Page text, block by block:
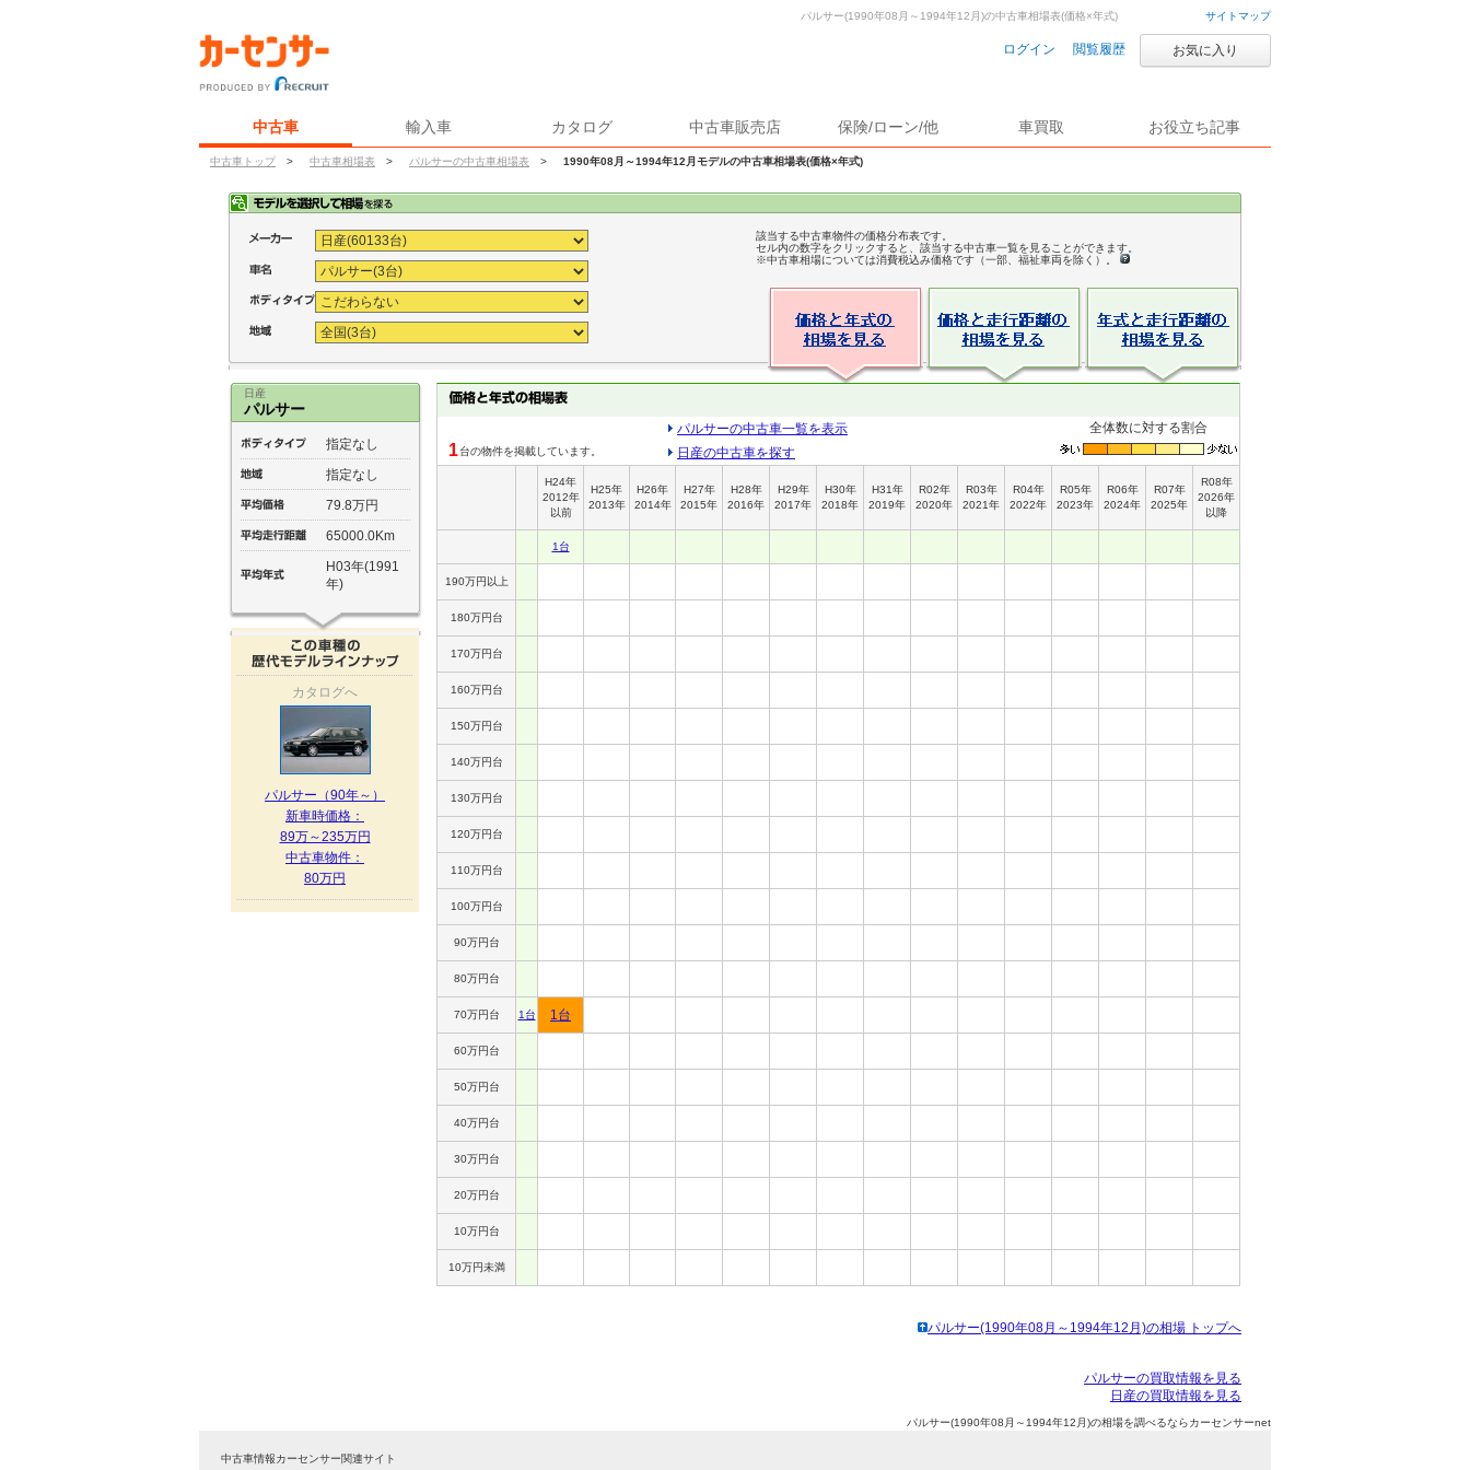
サイトマップ
ログイン 閲覧履歴 お気に入り
中古車 輸入車 カタログ 中古車販売店 保険/ローン/他 車買取 お役立ち記事
中古車トップ > 中古車相場表 > パルサーの中古車相場表 > 1990年08月～1994年12月モデルの中古車相場表(価格×年式)
パルサー(1990年08月～1994年12月)の中古車相場表(価格×年式)
該当する中古車物件の価格分布表です。
セル内の数字をクリックすると、該当する中古車一覧を見ることができます。
※中古車相場については消費税込み価格です（一部、福祉車両を除く）。
日産
パルサー
指定なし
指定なし
79.8万円
65000.0Km
H03年(1991
年)
カタログへ
パルサー（90年～）
新車時価格：
89万～235万円
中古車物件：
80万円
パルサーの中古車一覧を表示 全体数に対する割合
1台の物件を掲載しています。 日産の中古車を探す
H24年
2012年
以前
H25年
2013年
H26年
2014年
H27年
2015年
H28年
2016年
H29年
2017年
H30年
2018年
H31年
2019年
R02年
2020年
R03年
2021年
R04年
2022年
R05年
2023年
R06年
2024年
R07年
2025年
R08年
2026年
以降
1台
190万円以上
180万円台
170万円台
160万円台
150万円台
140万円台
130万円台
120万円台
110万円台
100万円台
90万円台
80万円台
70万円台 1台 1台
60万円台
50万円台
40万円台
30万円台
20万円台
10万円台
10万円未満
パルサー(1990年08月～1994年12月)の相場 トップへ
パルサーの買取情報を見る
日産の買取情報を見る
パルサー(1990年08月～1994年12月)の相場を調べるならカーセンサーnet
中古車情報カーセンサー関連サイト